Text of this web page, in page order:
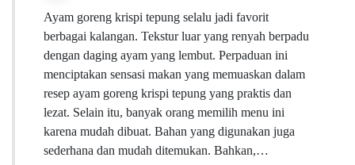
Ayam goreng krispi tepung selalu jadi favorit
berbagai kalangan. Tekstur luar yang renyah berpadu
dengan daging ayam yang lembut. Perpaduan ini
menciptakan sensasi makan yang memuaskan dalam
resep ayam goreng krispi tepung yang praktis dan
lezat. Selain itu, banyak orang memilih menu ini
karena mudah dibuat. Bahan yang digunakan juga
sederhana dan mudah ditemukan. Bahkan,…